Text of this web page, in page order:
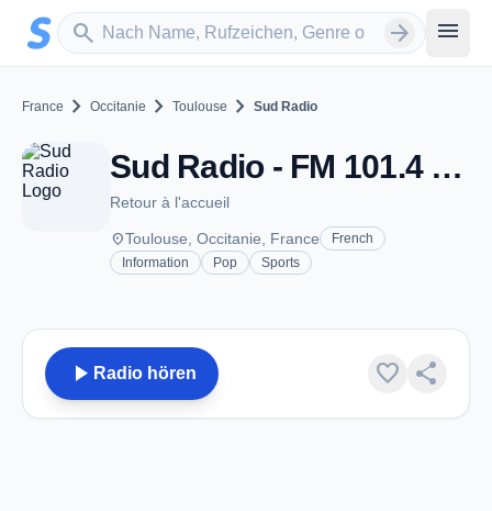
Zum Hauptinhalt springen
search
Sender suchen arrow_forward menu
France chevron_right Occitanie chevron_right Toulouse chevron_right Sud Radio
Sud Radio - FM 101.4 - Toulouse
Retour à l'accueil
placeToulouse, Occitanie, France
French
Information
Pop Sports
play_arrow Radio hören favorite share